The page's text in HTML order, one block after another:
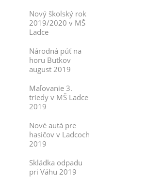
Nový školský rok
2019/2020 v MŠ
Ladce
Národná púť na
horu Butkov
august 2019
Maľovanie 3.
triedy v MŠ Ladce
2019
Nové autá pre
hasičov v Ladcoch
2019
Skládka odpadu
pri Váhu 2019